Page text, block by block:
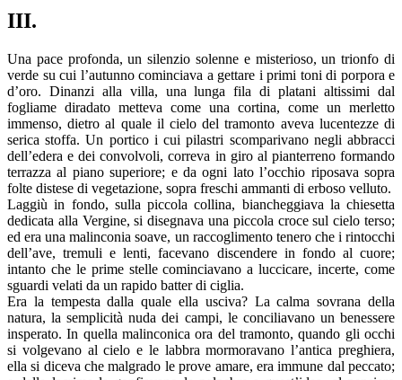
III.
Una pace profonda, un silenzio solenne e misterioso, un trionfo di
verde su cui l’autunno cominciava a gettare i primi toni di porpora e
d’oro. Dinanzi alla villa, una lunga fila di platani altissimi dal
fogliame diradato metteva come una cortina, come un merletto
immenso, dietro al quale il cielo del tramonto aveva lucentezze di
serica stoffa. Un portico i cui pilastri scomparivano negli abbracci
dell’edera e dei convolvoli, correva in giro al pianterreno formando
terrazza al piano superiore; e da ogni lato l’occhio riposava sopra
folte distese di vegetazione, sopra freschi ammanti di erboso velluto.
Laggiù in fondo, sulla piccola collina, biancheggiava la chiesetta
dedicata alla Vergine, si disegnava una piccola croce sul cielo terso;
ed era una malinconia soave, un raccoglimento tenero che i rintocchi
dell’ave, tremuli e lenti, facevano discendere in fondo al cuore;
intanto che le prime stelle cominciavano a luccicare, incerte, come
sguardi velati da un rapido batter di ciglia.
Era la tempesta dalla quale ella usciva? La calma sovrana della
natura, la semplicità nuda dei campi, le conciliavano un benessere
insperato. In quella malinconica ora del tramonto, quando gli occhi
si volgevano al cielo e le labbra mormoravano l’antica preghiera,
ella si diceva che malgrado le prove amare, era immune dal peccato;